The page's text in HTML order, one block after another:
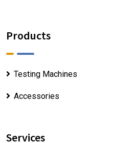
Products
Testing Machines
Accessories
Services